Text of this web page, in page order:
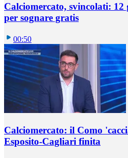
Calciomercato, svincolati: 12
per sognare gratis
00:50
Calciomercato: il Como
Esposito-Cagliari finita